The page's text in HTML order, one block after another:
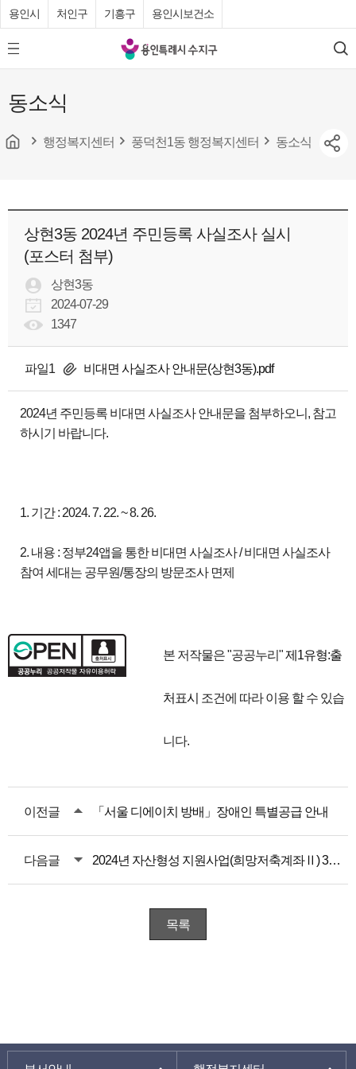
용인시 처인구 기흥구 용인시보건소
모
바
메
뉴
튼
용
인
수
청
검
색
동소식
행정복지센터 풍덕천1동 행정복지센터 동소식
상현3동 2024년 주민등록 사실조사 실시
(포스터 첨부)
상현3동
2024-07-29
1347
파일1 비대면 사실조사 안내문(상현3동).pdf
2024년 주민등록 비대면 사실조사 안내문을 첨부하오니, 참고
하시기 바랍니다.
1. 기간 : 2024. 7. 22. ~ 8. 26.
2. 내용 : 정부24앱을 통한 비대면 사실조사 / 비대면 사실조사
참여 세대는 공무원/통장의 방문조사 면제
본 저작물은 "공공누리"제1유형:출
처표시 조건에 따라 이용 할 수 있습
니다.
이전글 「서울 디에이치 방배」장애인 특별공급 안내
다음글 2024년 자산형성 지원사업(희망저축계좌Ⅱ) 3차모집 안내
목록